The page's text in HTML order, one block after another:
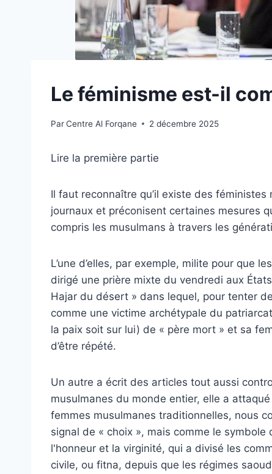
Le féminisme est-il
ParCentre Al Forqane 2 décembre 2025
Lire la première partie
Il faut reconnaître qu’il existe des
journaux et préconisent certaines mesures
compris les musulmans à travers les
L’une d’elles, par exemple, milite pour que
dirigé une prière mixte du vendredi aux
Hajar du désert » dans lequel, pour tenter
comme une victime archétypale du
la paix soit sur lui) de « père mort » et sa
d’être répété.
Un autre a écrit des articles tout aussi
musulmanes du monde entier, elle a
femmes musulmanes traditionnelles, nous
signal de « choix », mais comme le
l'honneur et la virginité, qui a divisé les
civile, ou fitna, depuis que les régimes